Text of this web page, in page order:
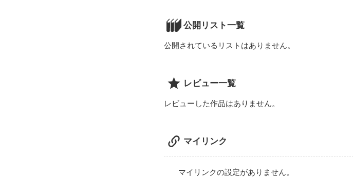
あなたは
それを
公開リスト一覧
公開されているリストはありません。
レビュー一覧
レビューした作品はありません。
マイリンク
マイリンクの設定がありません。